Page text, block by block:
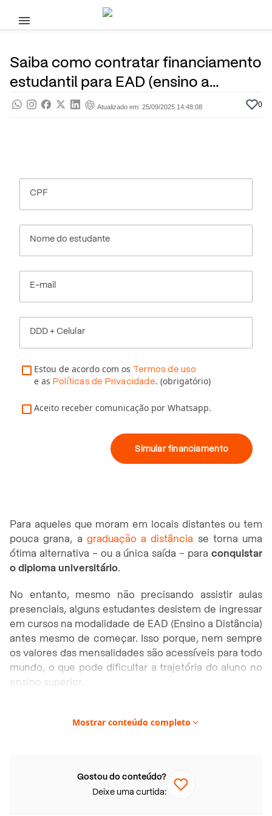
Pular para o conteúdo principal
Saiba como contratar financiamento
estudantil para EAD (ensino a
distância)
Atualizado em: 25/09/2025 14:48:08 0
CPF
Nome do estudante
E-mail
DDD + Celular
Estou de acordo com os Termos de uso
e as Políticas de Privacidade. (obrigatório)
Aceito receber comunicação por Whatsapp.
Simular financiamento
Para aqueles que moram em locais distantes ou tem
pouca grana, a graduação a distância se torna uma
ótima alternativa – ou a única saída – para conquistar
o diploma universitário.
No entanto, mesmo não precisando assistir aulas
presenciais, alguns estudantes desistem de ingressar
em cursos na modalidade de EAD (Ensino a Distância)
antes mesmo de começar. Isso porque, nem sempre
os valores das mensalidades são acessíveis para todo
mundo, o que pode dificultar a trajetória do aluno no
ensino superior.
financiamento estudantil para EADque ajudam o
Mostrar conteúdo completo
Gostou do conteúdo?
Deixe uma curtida: